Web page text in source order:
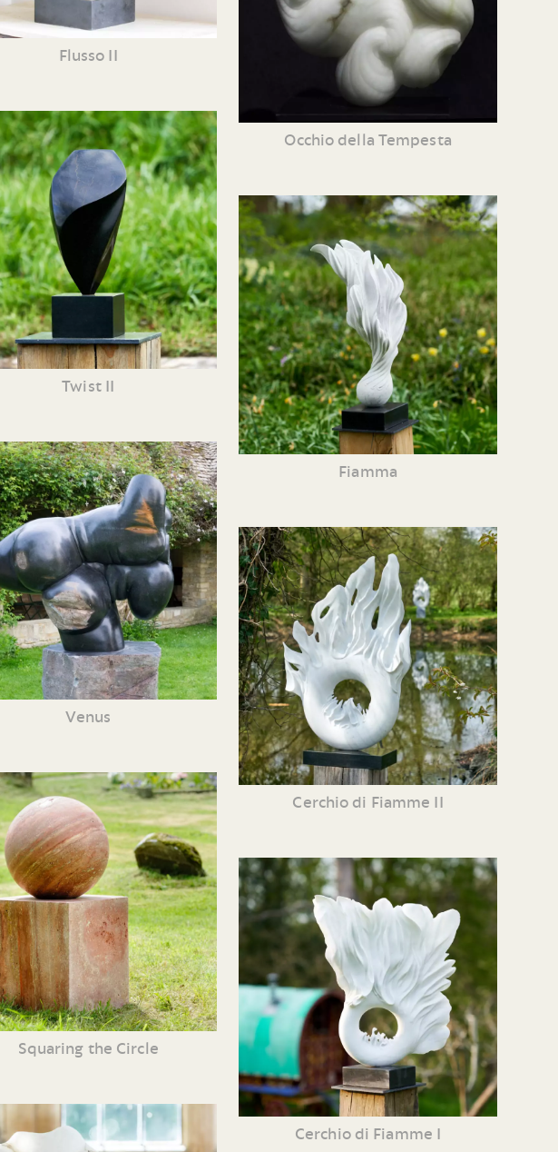
Flusso II
Twist II
Venus
Squaring the Circle
Occhio della Tempesta
Fiamma
Cerchio di Fiamme II
Cerchio di Fiamme I